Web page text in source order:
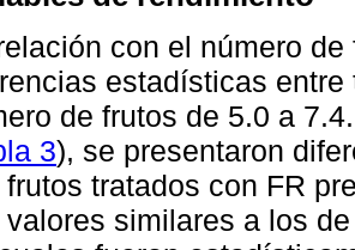
con el número
estadísticas entre
de frutos de 5.0 a
3), se presentaron
frutos tratados con FR
valores similares a los